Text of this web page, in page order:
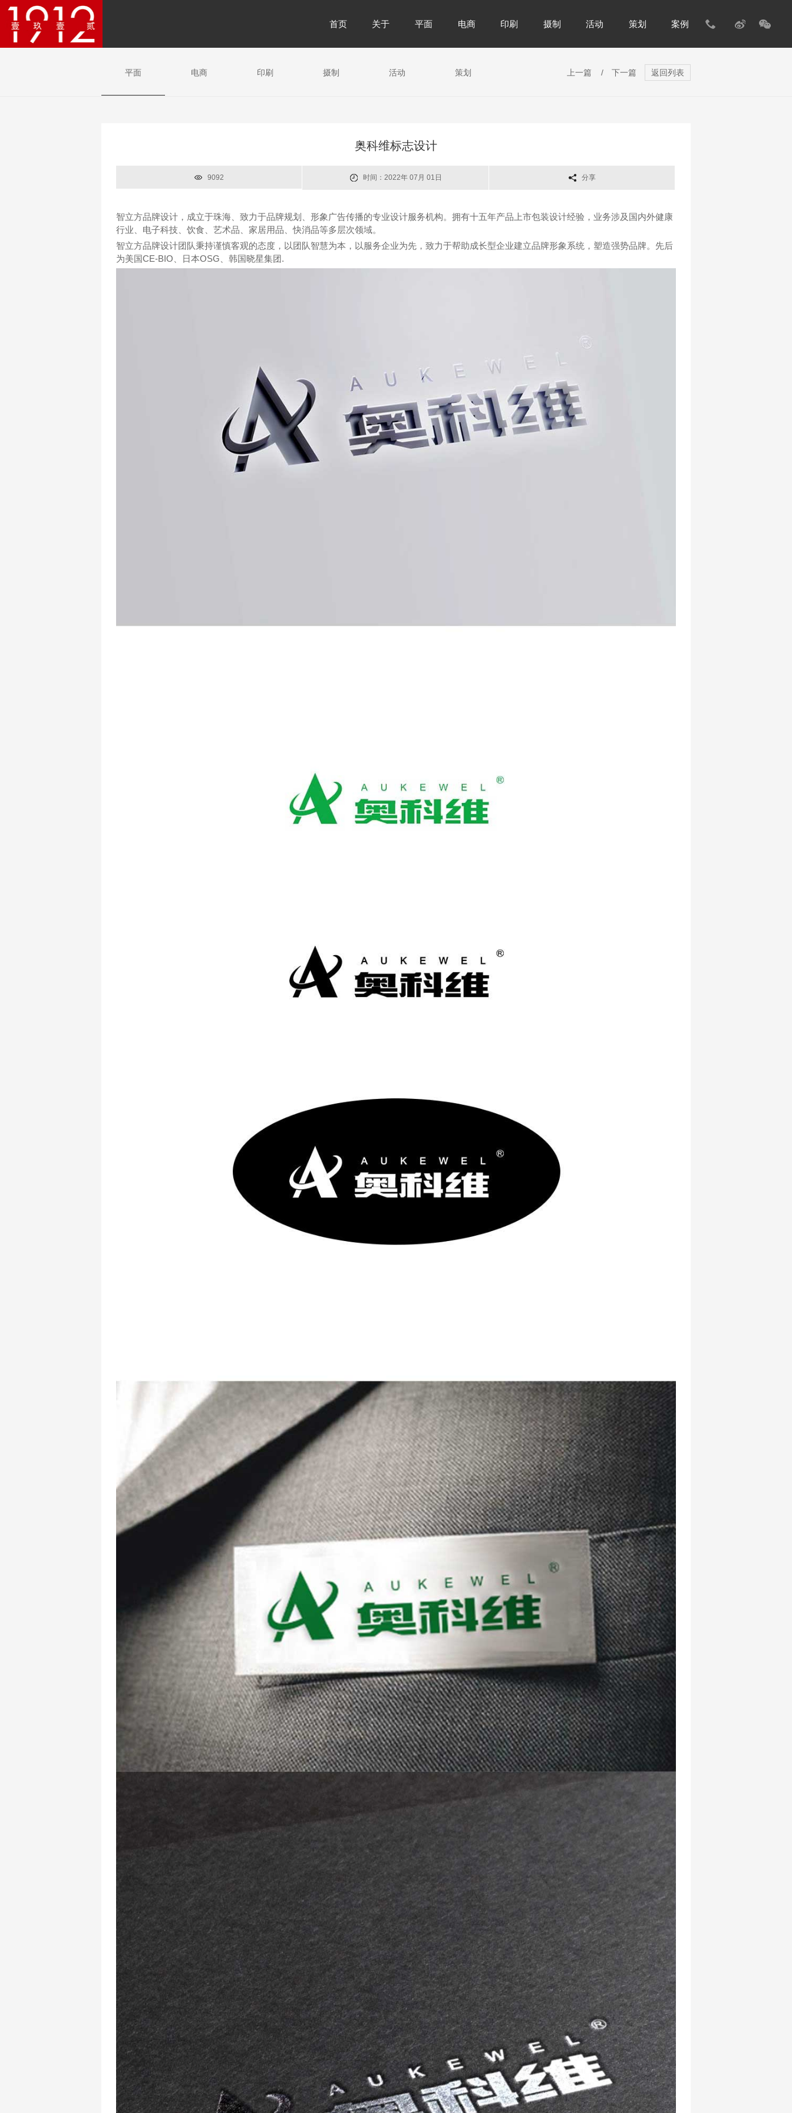
首页 关于 平面 电商 印刷 摄制 活动 策划 案例
上一篇 / 下一篇 返回列表
平面 电商 印刷 摄制 活动 策划
奥科维标志设计
9092 时间：2022年 07月 01日 分享
智立方品牌设计，成立于珠海、致力于品牌规划、形象广告传播的专业设计服务机构。拥有十五年产品上市包装设计经验，业务涉及国内外健康
行业、电子科技、饮食、艺术品、家居用品、快消品等多层次领域。
智立方品牌设计团队秉持谨慎客观的态度，以团队智慧为本，以服务企业为先，致力于帮助成长型企业建立品牌形象系统，塑造强势品牌。先后
为美国CE-BIO、日本OSG、韩国晓星集团.